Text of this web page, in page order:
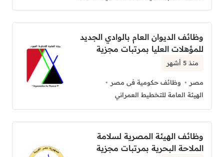
وظائف الديوان العام بالوادي الجديد
للمؤهلات العليا بمرتبات مجزية
منذ 5 أشهر
مصر
وظائف حكومية فى مصر
الهيئة العامة للتخطيط العمراني
وظائف الهيئة المصرية لسلامة
الملاحة البحرية بمرتبات مجزية